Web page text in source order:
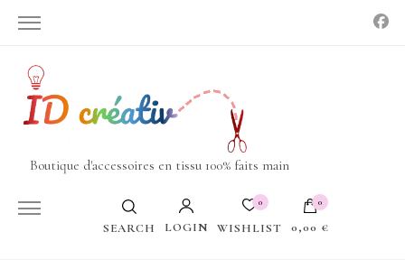
Boutique d'accessoires en tissu 100% faits main
SEARCH LOGIN
0
WISHLIST
0
0,00 €